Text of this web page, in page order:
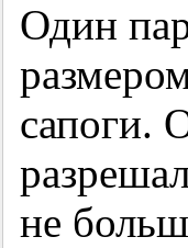
Один
сапоги.
не